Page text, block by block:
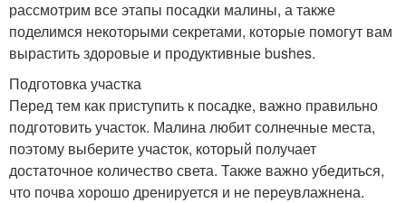
рассмотрим все этапы посадки малины, а также
поделимся некоторыми секретами, которые помогут вам
вырастить здоровые и продуктивные bushes.
Подготовка участка
Перед тем как приступить к посадке, важно правильно
подготовить участок. Малина любит солнечные места,
поэтому выберите участок, который получает
достаточное количество света. Также важно убедиться,
что почва хорошо дренируется и не переувлажнена.